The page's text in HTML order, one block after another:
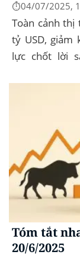
⏱️04/07/2025,
Toàn cảnh
tỷ USD, giảm
lực chốt lời
Tóm tắt
20/6/2025